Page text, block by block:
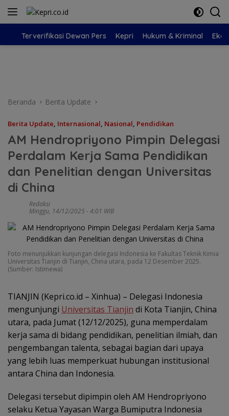
Langsung
Terverifikasi Dewan Pers Kepri Hukum & Kriminal
Beranda Berita Update
Berita Update, Internasional, Nasional, Pendidikan
AM Hendropriyono Pimpin Delegasi
Perdalam Kerja Sama Pendidikan
dan Penelitian dengan Universitas
di China
Redaksi
Minggu, 14/12/2025 - 4:01 WIB
Foto menunjukkan kunjungan delegasi Indonesia ke Fakultas Teknik Kimia
Universitas Tianjin di Tianjin, China utara, pada 12 Desember 2025.
(Sumber: Istimewa)
TIANJIN (Kepri.co.id – Xinhua) – Delegasi Indonesia
mengunjungi Universitas Tianjin di Kota Tianjin, China
utara, pada Jumat (12/12/2025), guna memperdalam
kerja sama di bidang pendidikan, penelitian ilmiah, dan
pengembangan talenta, sebagai bagian dari upaya
yang lebih luas memperkuat hubungan institusional
antara China dan Indonesia.
Delegasi tersebut dipimpin oleh AM Hendropriyono
selaku Ketua Yayasan Warga Bumiputra Indonesia